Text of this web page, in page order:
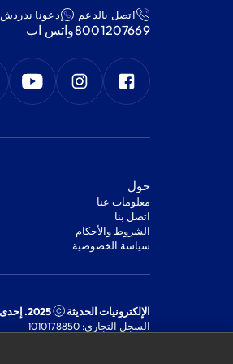
اتصل بالدعم
8001207669
دعونا ندردش
واتس اب
‫حول‬
معلومات عنا
اتصل بنا
‫الشروط والأحكام‬
‫سياسة الخصوصية‬
الإلكترونيات الحديثة
2025. إحدى شركات مجموعة الفيصلية
السجل التجاري: 1010178850